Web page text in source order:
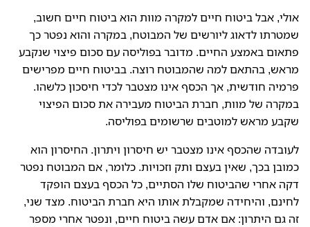
אולי, אבל ביטוח חיים למקרה מוות הוא ביטוח חיים חשוב,
שמטרתו לדאוג ליורשים של המבוטח, במקרה והוא נפטר כך
פתאום באמצע החיים. מדובר בפוליסה עם סכום פיצוי שנקבע
מראש, בהתאם למה שהמבוטח רוצה. בביטוח חיים מפרישים
פרמיה חודשית, אך הכסף אינו מצטבר לכדי חיסכון כלשהו.
במקרה של מוות, חברת הביטוח מעבירה את סכום הפיצוי
שקבע מראש למוטבים שרשומים בפוליסה.
לעובדה שהכסף אינו מצטבר יש חיסרון ויתרון. החיסרון הוא
כמובן בכך, שאין בעצם ותק וזכויות. כלומר, אם המבוטח נפטר
דקה אחרי שהביטוח שלו הסתיים, כל הכסף בעצם הופקד
לחינם, והיחידה שמקבלת אותו היא חברת הביטוח. מצד שני,
זה גם היתרון: אם אדם עשה ביטוח חיים, ונפטר אחרי מספר